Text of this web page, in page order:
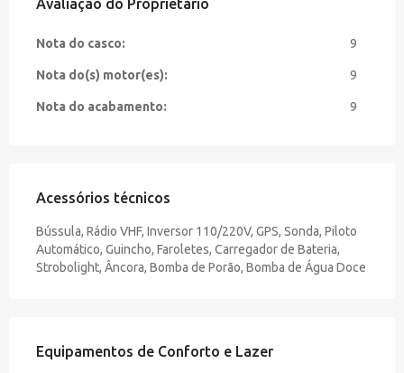
Nota do casco: 9
Nota do(s) motor(es): 9
Nota do acabamento: 9
Acessórios técnicos
Bússula, Rádio VHF, Inversor 110/220V, GPS, Sonda, Piloto
Automático, Guincho, Faroletes, Carregador de Bateria,
Strobolight, Âncora, Bomba de Porão, Bomba de Água Doce
Equipamentos de Conforto e Lazer